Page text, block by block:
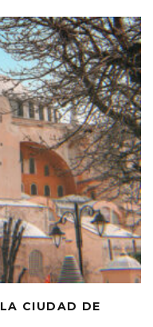
CIUDAD DE